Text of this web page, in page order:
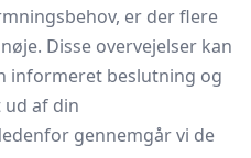
er der flere
Disse overvejelser kan
informeret beslutning og
af din
gennemgår vi de